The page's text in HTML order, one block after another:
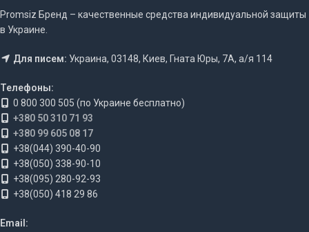
Promsiz Бренд – качественные средства индивидуальной защиты
в Украине.
Для писем: Украина, 03148, Киев, Гната Юры, 7А, а/я 114
Телефоны:
0 800 300 505 (по Украине бесплатно)
+380 50 310 71 93
+380 99 605 08 17
+38(044) 390-40-90
+38(050) 338-90-10
+38(095) 280-92-93
+38(050) 418 29 86
Email: